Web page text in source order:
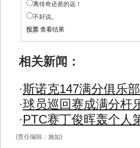
离传奇还差的远！
不好说。
查看结果
相关新闻：
·斯诺克147满分俱乐
·球员巡回赛成满分杆
·PTC赛丁俊晖轰个人
(责任编辑：施如)